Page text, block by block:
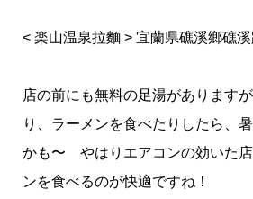
< 楽山温泉拉麵 > 宜蘭県礁溪鄉礁
店の前にも無料の足湯があります
り、ラーメンを食べたりしたら、
かも〜 やはりエアコンの効いた店
ンを食べるのが快適ですね！